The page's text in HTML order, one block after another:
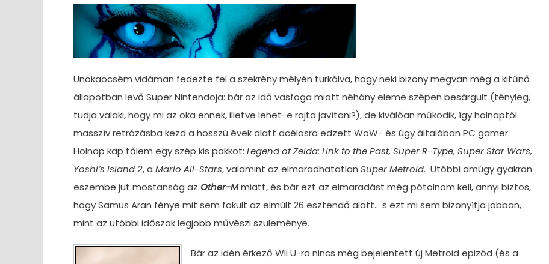
Unokaöcsém vidáman fedezte fel a szekrény mélyén turkálva, hogy neki bizony megvan még a kitűnő
állapotban levő Super Nintendoja: bár az idő vasfoga miatt néhány eleme szépen besárgult (tényleg,
tudja valaki, hogy mi az oka ennek, illetve lehet-e rajta javítani?), de kiválóan működik, így holnaptól
masszív retrózásba kezd a hosszú évek alatt acélosra edzett WoW- és úgy általában PC gamer.
Holnap kap tőlem egy szép kis pakkot: Legend of Zelda: Link to the Past, Super R-Type, Super Star Wars,
Yoshi’s Island 2, a Mario All-Stars, valamint az elmaradhatatlan Super Metroid. Utóbbi amúgy gyakran
eszembe jut mostanság az Other-Mmiatt, és bár ezt az elmaradást még pótolnom kell, annyi biztos,
hogy Samus Aran fénye mit sem fakult az elmúlt 26 esztendő alatt… s ezt mi sem bizonyítja jobban,
mint az utóbbi időszak legjobb művészi szüleménye.
Bár az idén érkező Wii U-ra nincs még bejelentett új Metroid epizód (és a